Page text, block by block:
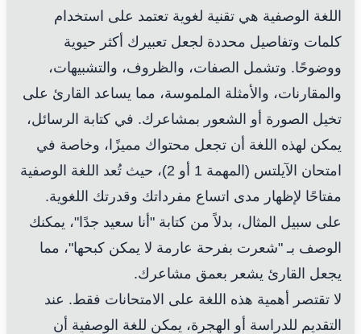
اللغة الوصفية هي تقنية لغوية تعتمد على استخدام
كلمات وتفاصيل محددة لجعل تعبيرك أكثر حيوية
ووضوحًا. وتشمل الصفات، والظروف، والتشبيهات،
والمقارنات، والأمثلة الملموسة، مما يساعد القارئ على
تخيل الصورة أو الشعور بمشاعرك. في كتابة الرسائل،
يمكن لهذه اللغة أن تجعل محتواك مميزًا، وخاصة في
امتحان الآيلتس (المهمة 1 أو 2)، حيث تُعد اللغة الوصفية
مفتاحًا لإظهار مدى اتساع مفرداتك وقدرتك اللغوية.
على سبيل المثال، بدلاً من كتابة "أنا سعيد جدًا"، يمكنك
الوصف بـ "شعرت بفرحة عارمة لا يمكن كبحها"، مما
يجعل القارئ يشعر بعمق مشاعرك.
لا تقتصر أهمية هذه اللغة على الامتحانات فقط. عند
التقديم للدراسة أو الهجرة، يمكن للغة الوصفية أن